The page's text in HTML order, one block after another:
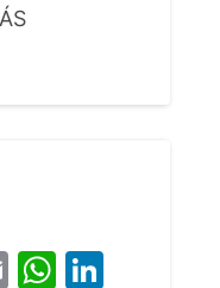
Email